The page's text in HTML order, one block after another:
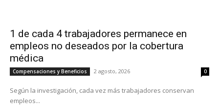
1 de cada 4 trabajadores permanece en
empleos no deseados por la cobertura
médica
Compensaciones y Beneficios 2 agosto, 2026 0
Según la investigación, cada vez más trabajadores conservan
empleos...